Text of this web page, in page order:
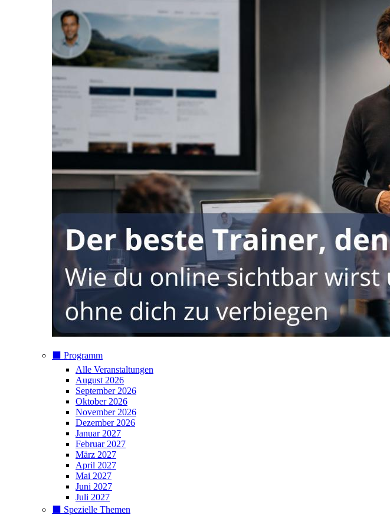
⬛️ Programm
Alle Veranstaltungen
August 2026
September 2026
Oktober 2026
November 2026
Dezember 2026
Januar 2027
Februar 2027
März 2027
April 2027
Mai 2027
Juni 2027
Juli 2027
⬛️ Spezielle Themen